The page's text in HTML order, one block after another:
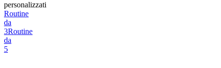
personalizzati
Routine
da
3Routine
da
5